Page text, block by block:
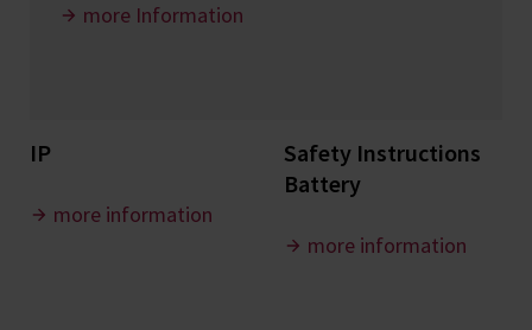
more Information
IP
more information
Safety Instructions
Battery
more information